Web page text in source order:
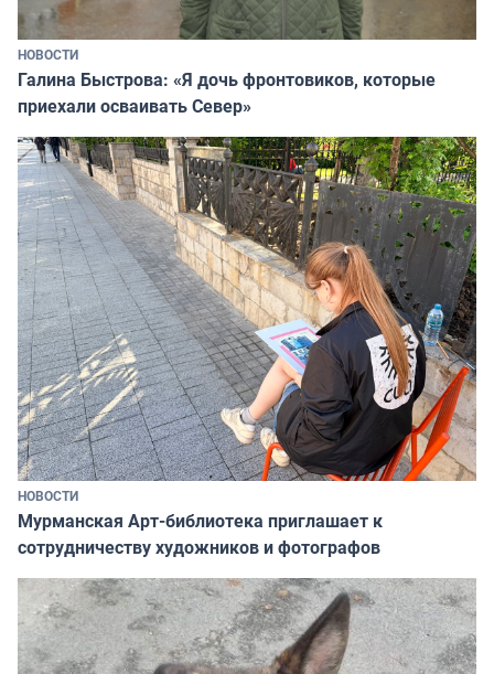
НОВОСТИ
Галина Быстрова: «Я дочь фронтовиков, которые
приехали осваивать Север»
НОВОСТИ
Мурманская Арт-библиотека приглашает к
сотрудничеству художников и фотографов